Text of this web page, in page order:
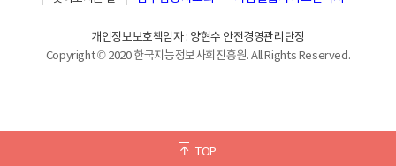
TOP
개인정보보호책임자 : 양현수 안전경영관리단장
Copyright © 2020 한국지능정보사회진흥원. All Rights Reserved.